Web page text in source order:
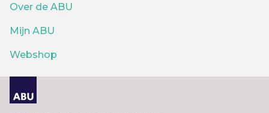
Over de ABU
Mijn ABU
Webshop